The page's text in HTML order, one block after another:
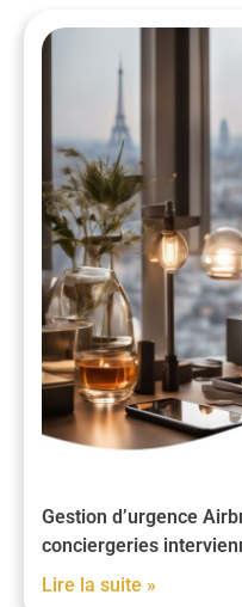
Gestion d’urgence
conciergeries
Lire la suite »